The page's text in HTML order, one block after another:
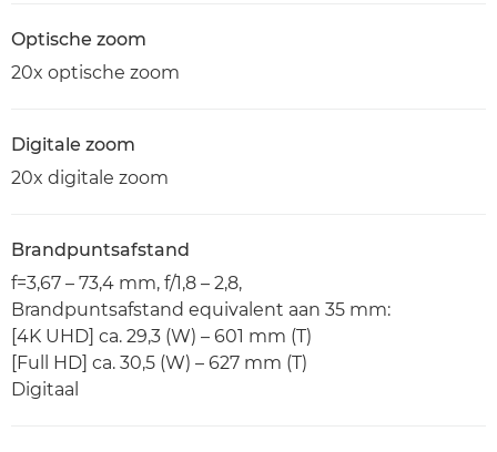
Optische zoom
20x optische zoom
Digitale zoom
20x digitale zoom
Brandpuntsafstand
f=3,67 – 73,4 mm, f/1,8 – 2,8,
Brandpuntsafstand equivalent aan 35 mm:
[4K UHD] ca. 29,3 (W) – 601 mm (T)
[Full HD] ca. 30,5 (W) – 627 mm (T)
Digitaal